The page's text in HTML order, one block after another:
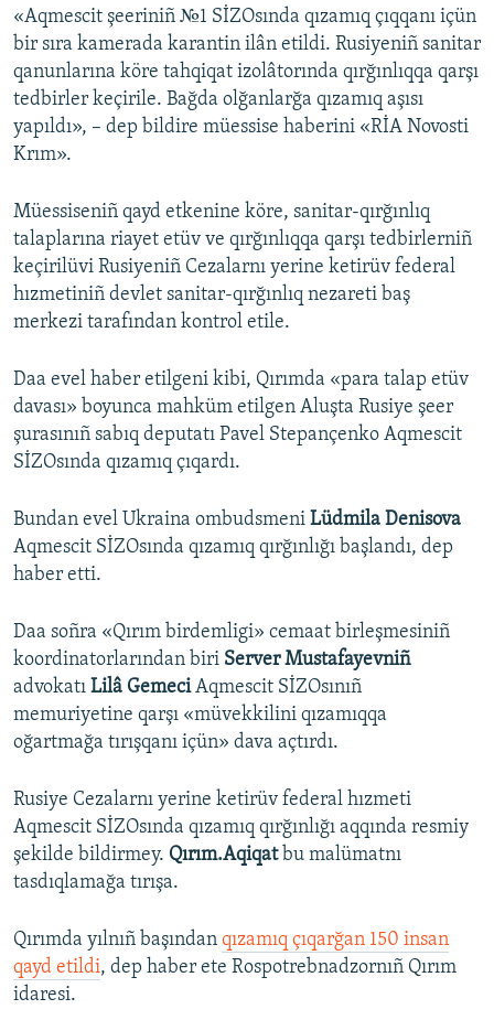
«Aqmescit şeeriniñ №1 SİZOsında qızamıq çıqqanı içün
bir sıra kamerada karantin ilân etildi. Rusiyeniñ sanitar
qanunlarına köre tahqiqat izolâtorında qırğınlıqqa qarşı
tedbirler keçirile. Bağda olğanlarğa qızamıq aşısı
yapıldı», – dep bildire müessise haberini «RİA Novosti
Krım».
Müessiseniñ qayd etkenine köre, sanitar-qırğınlıq
talaplarına riayet etüv ve qırğınlıqqa qarşı tedbirlerniñ
keçirilüvi Rusiyeniñ Cezalarnı yerine ketirüv federal
hızmetiniñ devlet sanitar-qırğınlıq nezareti baş
merkezi tarafından kontrol etile.
Daa evel haber etilgeni kibi, Qırımda «para talap etüv
davası» boyunca mahküm etilgen Aluşta Rusiye şeer
şurasınıñ sabıq deputatı Pavel Stepançenko Aqmescit
SİZOsında qızamıq çıqardı.
Bundan evel Ukraina ombudsmeni Lüdmila Denisova
Aqmescit SİZOsında qızamıq qırğınlığı başlandı, dep
haber etti.
Daa soñra «Qırım birdemligi» cemaat birleşmesiniñ
koordinatorlarından biri Server Mustafayevniñ
advokatı Lilâ GemeciAqmescit SİZOsınıñ
memuriyetine qarşı «müvekkilini qızamıqqa
oğartmağa tırışqanı içün» dava açtırdı.
Rusiye Cezalarnı yerine ketirüv federal hızmeti
Aqmescit SİZOsında qızamıq qırğınlığı aqqında resmiy
şekilde bildirmey. Qırım.Aqiqat bu malümatnı
tasdıqlamağa tırışa.
Qırımda yılnıñ başından qızamıq çıqarğan 150 insan
qayd etildi, dep haber ete Rospotrebnadzornıñ Qırım
idaresi.